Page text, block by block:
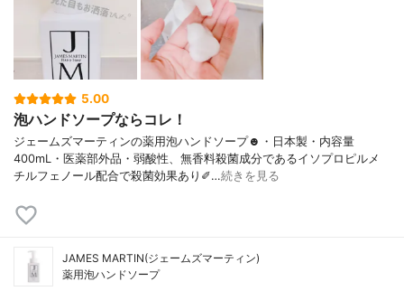
5.00
泡ハンドソープならコレ！
ジェームズマーティンの薬用泡ハンドソープ☻︎・日本製・内容量
400mL・医薬部外品・弱酸性、無香料殺菌成分であるイソプロピルメ
チルフェノール配合で殺菌効果あり✐…続きを見る
JAMES MARTIN(ジェームズマーティン)
薬用泡ハンドソープ